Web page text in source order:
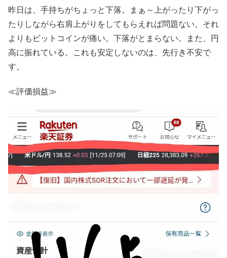
昨日は、手持ちがちょっと下落。まぁ～上がったり下がっ
たりしながら右肩上がりをしてもらえれば問題ない。それ
よりもビットコインが痛い。下落がとまらない。また、円
高に振れている。これも安定しないのは、先行き不安で
す。
≪評価損益≫